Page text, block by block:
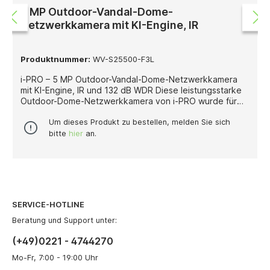
Überwachungsinstallation.
5 MP Outdoor-Vandal-Dome-
Netzwerkkamera mit KI-Engine, IR
Produktnummer: WV-S25500-F3L
i-PRO – 5 MP Outdoor-Vandal-Dome-Netzwerkkamera
mit KI-Engine, IR und 132 dB WDR Diese leistungsstarke
Outdoor-Dome-Netzwerkkamera von i-PRO wurde für
entwickelt, bei denen eine hohe Bildauflösung, robuste
Bauweise und integrierte KI-Funktionen entscheidend
flächige Überwachung von Eingängen, Fassaden,
Zufahrten oder Außenbereichen, in denen eine breite
Überwachung bei Nacht sorgt die integrierte
Infrarotbeleuchtung mit einer Reichweite von bis zu 35
Metern. In Kombination mit True Day/Night liefert die
Um dieses Produkt zu bestellen, melden Sie sich
bitte hier an.
SERVICE-HOTLINE
Beratung und Support unter:
(+49)0221 - 4744270
Mo-Fr, 7:00 - 19:00 Uhr